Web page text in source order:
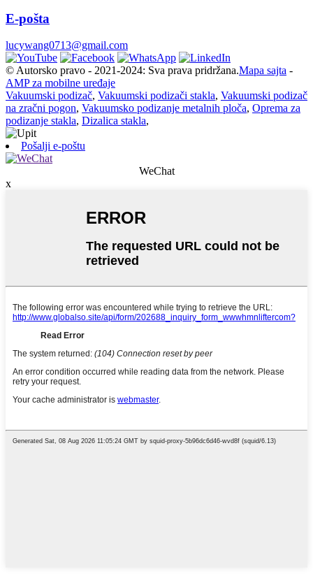
E-pošta
lucywang0713@gmail.com
© Autorsko pravo - 2021-2024: Sva prava pridržana.Mapa sajta -
AMP za mobilne uređaje
Vakuumski podizač, Vakuumski podizači stakla, Vakuumski podizač
na zračni pogon, Vakuumsko podizanje metalnih ploča, Oprema za
podizanje stakla, Dizalica stakla,
Pošalji e-poštu
WeChat
x